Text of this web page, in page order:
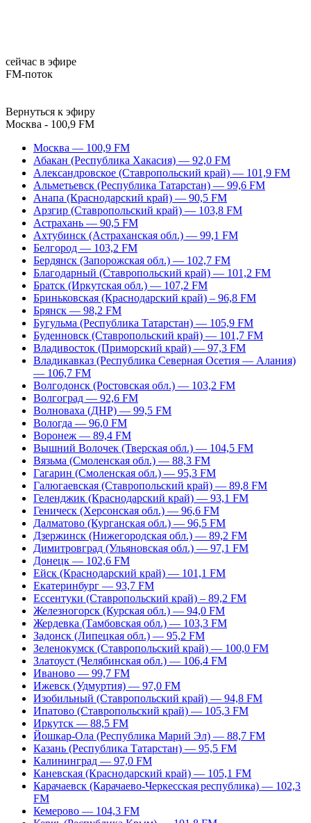
сейчас в эфире
FM-поток
Вернуться к эфиру
Москва - 100,9 FM
Москва — 100,9 FM
Абакан (Республика Хакасия) — 92,0 FM
Александровское (Ставропольский край) — 101,9 FM
Альметьевск (Республика Татарстан) — 99,6 FM
Анапа (Краснодарский край) — 90,5 FM
Арзгир (Ставропольский край) — 103,8 FM
Астрахань — 90,5 FM
Ахтубинск (Астраханская обл.) — 99,1 FM
Белгород — 103,2 FM
Бердянск (Запорожская обл.) — 102,7 FM
Благодарный (Ставропольский край) — 101,2 FM
Братск (Иркутская обл.) — 107,2 FM
Бриньковская (Краснодарский край) – 96,8 FM
Брянск — 98,2 FM
Бугульма (Республика Татарстан) — 105,9 FM
Буденновск (Ставропольский край) — 101,7 FM
Владивосток (Приморский край) — 97,3 FM
Владикавказ (Республика Северная Осетия — Алания)
— 106,7 FM
Волгодонск (Ростовская обл.) — 103,2 FM
Волгоград — 92,6 FM
Волноваха (ДНР) — 99,5 FM
Вологда — 96,0 FM
Воронеж — 89,4 FM
Вышний Волочек (Тверская обл.) — 104,5 FM
Вязьма (Смоленская обл.) — 88,3 FM
Гагарин (Смоленская обл.) — 95,3 FM
Галюгаевская (Ставропольский край) — 89,8 FM
Геленджик (Краснодарский край) — 93,1 FM
Геническ (Херсонская обл.) — 96,6 FM
Далматово (Курганская обл.) — 96,5 FM
Дзержинск (Нижегородская обл.) — 89,2 FM
Димитровград (Ульяновская обл.) — 97,1 FM
Донецк — 102,6 FM
Ейск (Краснодарский край) — 101,1 FM
Екатеринбург — 93,7 FM
Ессентуки (Ставропольский край) – 89,2 FM
Железногорск (Курская обл.) — 94,0 FM
Жердевка (Тамбовская обл.) — 103,3 FM
Задонск (Липецкая обл.) — 95,2 FM
Зеленокумск (Ставропольский край) — 100,0 FM
Златоуст (Челябинская обл.) — 106,4 FM
Иваново — 99,7 FM
Ижевск (Удмуртия) — 97,0 FM
Изобильный (Ставропольский край) — 94,8 FM
Ипатово (Ставропольский край) — 105,3 FM
Иркутск — 88,5 FM
Йошкар-Ола (Республика Марий Эл) — 88,7 FM
Казань (Республика Татарстан) — 95,5 FM
Калининград — 97,0 FM
Каневская (Краснодарский край) — 105,1 FM
Карачаевск (Карачаево-Черкесская республика) — 102,3
FM
Кемерово — 104,3 FM